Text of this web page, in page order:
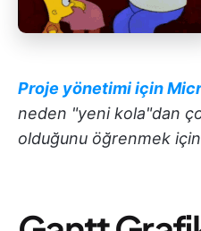
Proje yönetimi için
neden "yeni kola"dan
olduğunu öğrenmek için